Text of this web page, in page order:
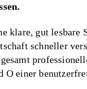
klare, gut lesbare
schneller
O einer